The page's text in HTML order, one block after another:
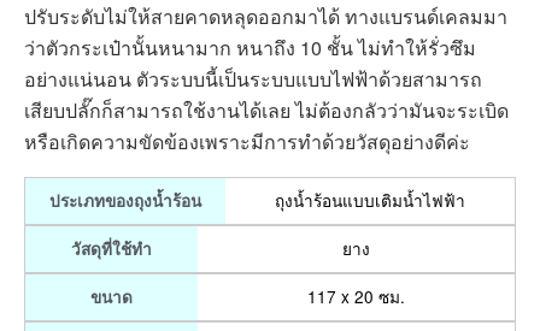
ปรับระดับไม่ให้สายคาดหลุดออกมาได้ ทางแบรนด์เคลมมา
ว่าตัวกระเป๋านั้นหนามาก หนาถึง 10 ชั้น ไม่ทำให้รั่วซึม
อย่างแน่นอน ตัวระบบนี้เป็นระบบแบบไฟฟ้าด้วยสามารถ
เสียบปลั๊กก็สามารถใช้งานได้เลย ไม่ต้องกลัวว่ามันจะระเบิด
หรือเกิดความขัดข้องเพราะมีการทำด้วยวัสดุอย่างดีค่ะ
ประเภทของถุงน้ำร้อน ถุงน้ำร้อนแบบเติมน้ำไฟฟ้า
วัสดุที่ใช้ทำ ยาง
ขนาด 117 x 20 ซม.